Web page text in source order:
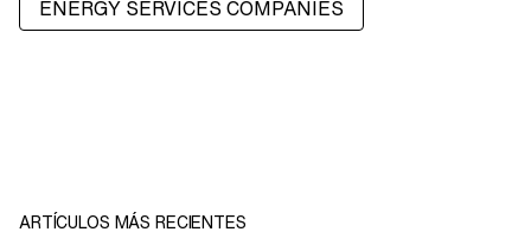
ENERGY SERVICES COMPANIES
ARTÍCULOS MÁS RECIENTES